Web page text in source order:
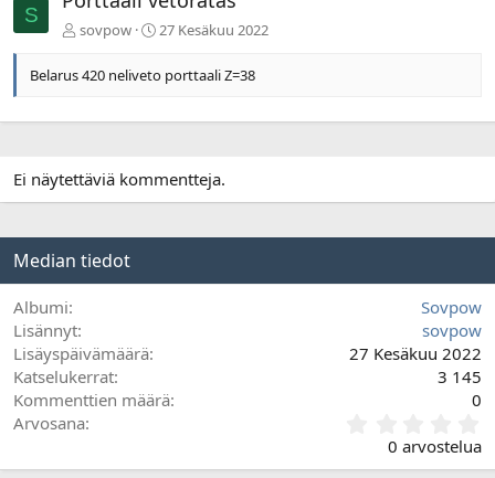
l
i
e
S
sovpow 27 Kesäkuu 2022
Belarus 420 neliveto porttaali Z=38
Ei näytettäviä kommentteja.
Median tiedot
Albumi
Sovpow
Lisännyt
sovpow
Lisäyspäivämäärä
27 Kesäkuu 2022
Katselukerrat
3 145
Kommenttien määrä
0
Arvosana
,
0
0 arvostelua